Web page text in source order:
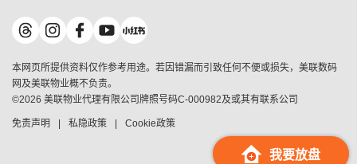
我要放盘
转按计算机
缴款方式
小区成交排行榜
地区百科
美联精英会
美善会
地产经纪人管理协会
申报已递交的购楼开盘
美联物业
鋑联控股*
美联工商铺*
美联中国
美联澳门
美联金融集团
本网页所提供资料仅作参考用途。若因错漏而引致任何不便或损失，美联数码
网及美联物业概不负责。
©2026 美联物业代理有限公司牌照号码C-000982及或其有联系公司
免责声明 私隐政策 Cookie政策